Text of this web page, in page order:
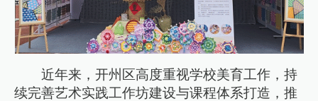
近年来，开州区高度重视学校美育工作，持
续完善艺术实践工作坊建设与课程体系打造，推